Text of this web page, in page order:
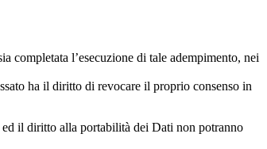
completata l’esecuzione di tale adempimento, nei
ha il diritto di revocare il proprio consenso in
il diritto alla portabilità dei Dati non potranno